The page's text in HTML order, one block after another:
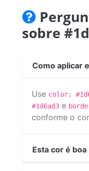
sobre
Como aplicar
Use color:
#1d6ad3 e
conforme o
Esta cor é